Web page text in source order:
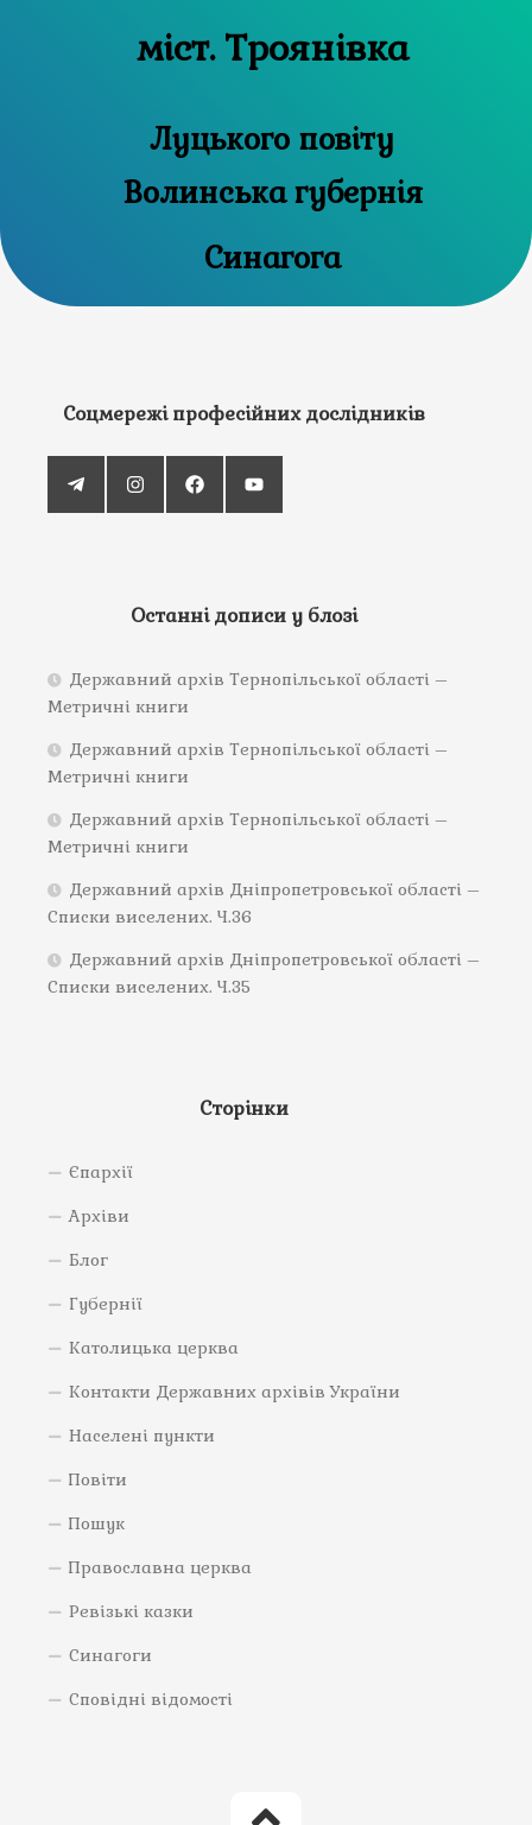
міст. Троянівка
Луцького повіту
Волинська губернія
Синагога
Соцмережі професійних дослідників
Останні дописи у блозі
Державний архів Тернопільської області –
Метричні книги
Державний архів Тернопільської області –
Метричні книги
Державний архів Тернопільської області –
Метричні книги
Державний архів Дніпропетровської області –
Списки виселених. Ч.36
Державний архів Дніпропетровської області –
Списки виселених. Ч.35
Сторінки
Єпархії
Архіви
Блог
Губернії
Католицька церква
Контакти Державних архівів України
Населені пункти
Повіти
Пошук
Православна церква
Ревізькі казки
Синагоги
Сповідні відомості